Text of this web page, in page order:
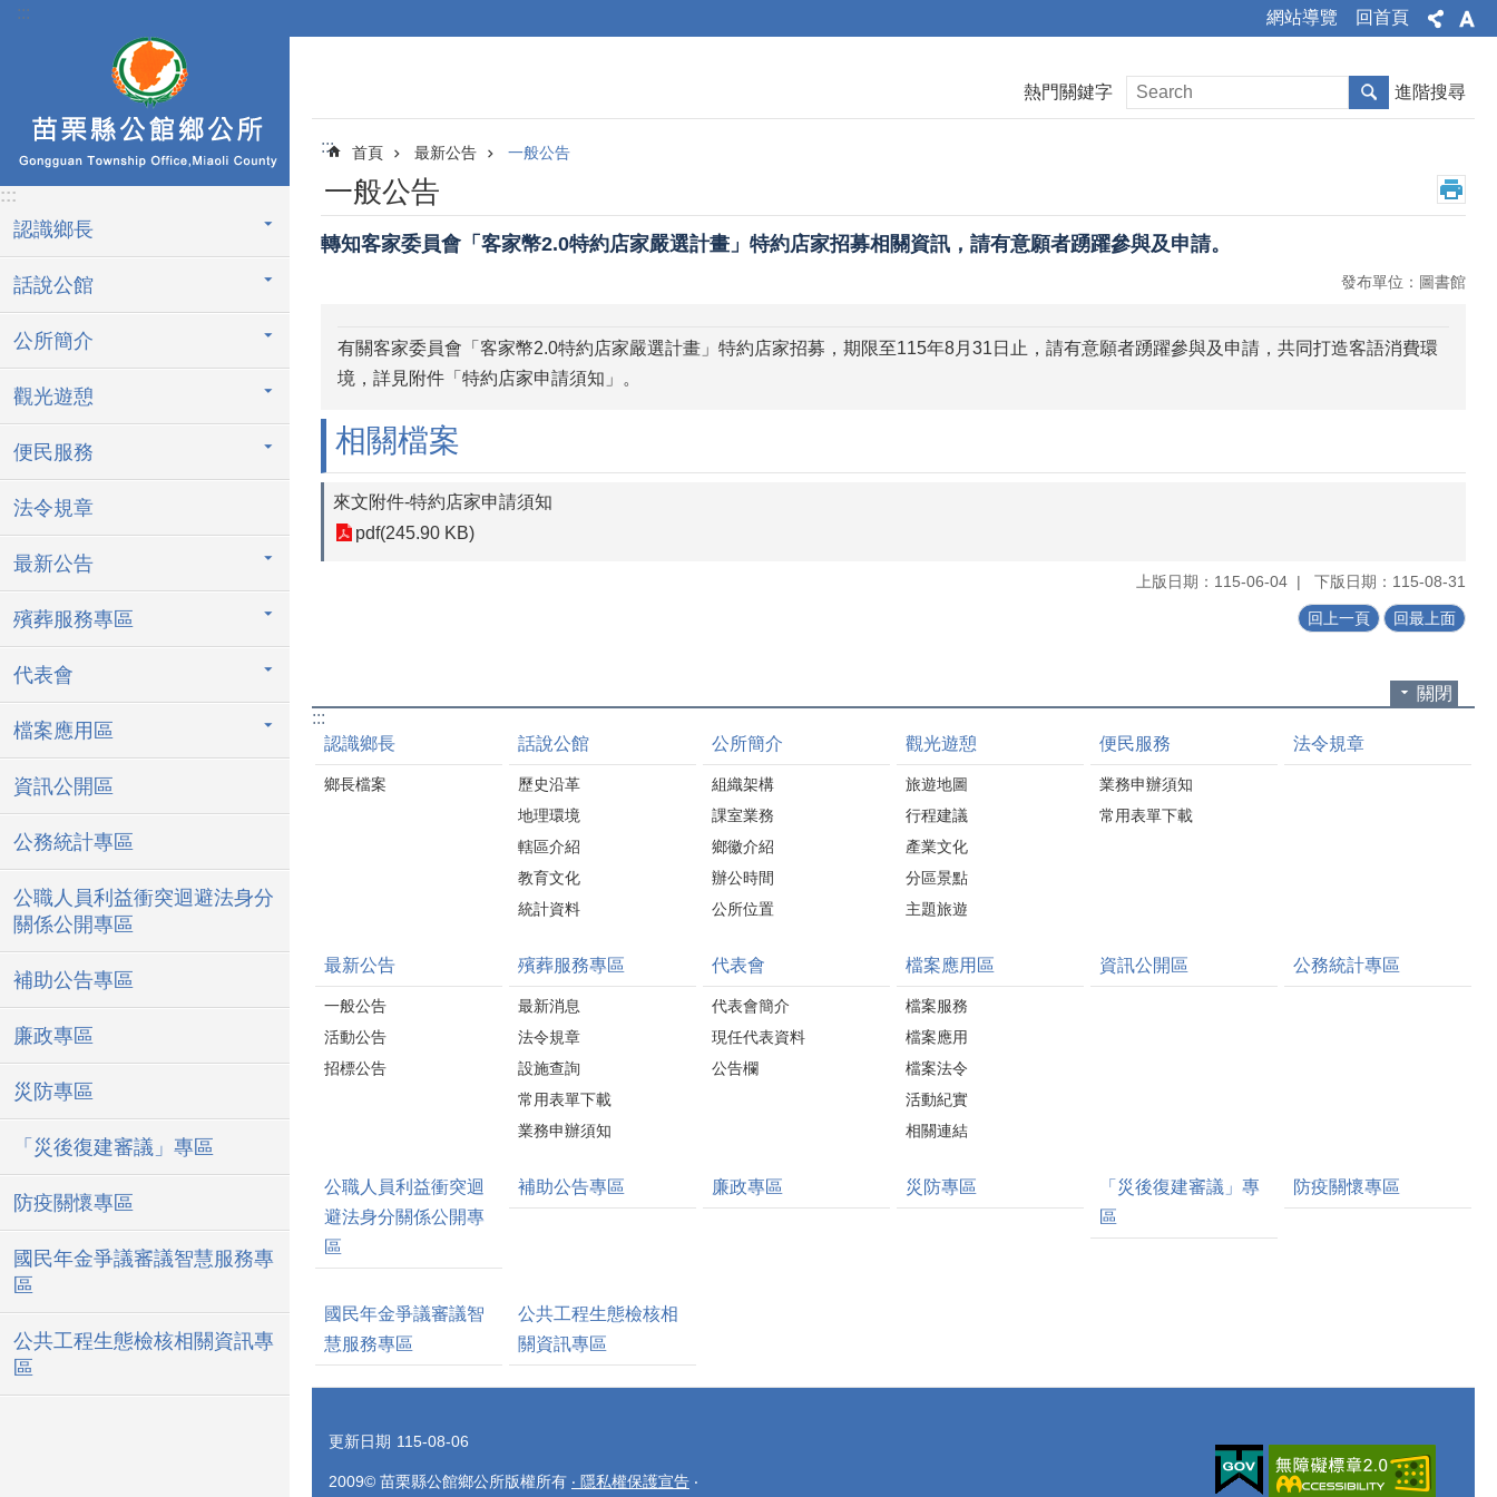
跳到主要內容區塊
::: 網站導覽 回首頁
:::
認識鄉長
話說公館
公所簡介
觀光遊憩
便民服務
法令規章
最新公告
殯葬服務專區
代表會
檔案應用區
資訊公開區
公務統計專區
公職人員利益衝突迴避法身分
關係公開專區
補助公告專區
廉政專區
災防專區
「災後復建審議」專區
防疫關懷專區
國民年金爭議審議智慧服務專
區
公共工程生態檢核相關資訊專
區
熱門關鍵字 進階搜尋
::: 首頁 最新公告 一般公告
一般公告
轉知客家委員會「客家幣2.0特約店家嚴選計畫」特約店家招募相關資訊，請有意願者踴躍參與及申請。
發布單位：圖書館
有關客家委員會「客家幣2.0特約店家嚴選計畫」特約店家招募，期限至115年8月31日止，請有意願者踴躍參與及申請，共同打造客語消費環
境，詳見附件「特約店家申請須知」。
相關檔案
來文附件-特約店家申請須知
pdf(245.90 KB)
上版日期：115-06-04 下版日期：115-08-31
回上一頁 回最上面
關閉
:::
認識鄉長
鄉長檔案
話說公館
歷史沿革
地理環境
轄區介紹
教育文化
統計資料
公所簡介
組織架構
課室業務
鄉徽介紹
辦公時間
公所位置
觀光遊憩
旅遊地圖
行程建議
產業文化
分區景點
主題旅遊
便民服務
業務申辦須知
常用表單下載
法令規章
最新公告
一般公告
活動公告
招標公告
殯葬服務專區
最新消息
法令規章
設施查詢
常用表單下載
業務申辦須知
代表會
代表會簡介
現任代表資料
公告欄
檔案應用區
檔案服務
檔案應用
檔案法令
活動紀實
相關連結
資訊公開區 公務統計專區
公職人員利益衝突迴
避法身分關係公開專
區
補助公告專區 廉政專區 災防專區
「災後復建審議」專
區
防疫關懷專區
國民年金爭議審議智
慧服務專區
公共工程生態檢核相
關資訊專區
更新日期 115-08-06
2009© 苗栗縣公館鄉公所版權所有 ‧ 隱私權保護宣告 ‧